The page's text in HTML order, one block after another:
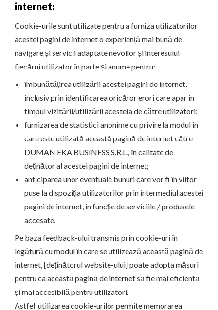
internet:
Cookie-urile sunt utilizate pentru a furniza utilizatorilor
acestei pagini de internet o experiență mai bună de
navigare și servicii adaptate nevoilor și interesului
fiecărui utilizator în parte și anume pentru:
îmbunătățirea utilizării acestei pagini de internet,
inclusiv prin identificarea oricăror erori care apar în
timpul vizitării/utilizării acesteia de către utilizatori;
furnizarea de statistici anonime cu privire la modul în
care este utilizată această pagină de internet către
DUMAN EKA BUSINESS S.R.L., în calitate de
deținător al acestei pagini de internet;
anticiparea unor eventuale bunuri care vor fi în viitor
puse la dispoziția utilizatorilor prin intermediul acestei
pagini de internet, în funcție de serviciile / produsele
accesate.
Pe baza feedback-ului transmis prin cookie-uri în
legătură cu modul în care se utilizează această pagină de
internet, [deținătorul website-ului] poate adopta măsuri
pentru ca această pagină de internet să fie mai eficientă
și mai accesibilă pentru utilizatori.
Astfel, utilizarea cookie-urilor permite memorarea